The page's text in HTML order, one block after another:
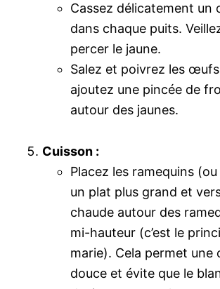
Cassez délicatement
dans chaque puits.
percer le jaune.
Salez et poivrez les
ajoutez une pincée de
autour des jaunes.
Cuisson :
Placez les ramequins
un plat plus grand et
chaude autour des
mi-hauteur (c’est le
marie). Cela permet une
douce et évite que le